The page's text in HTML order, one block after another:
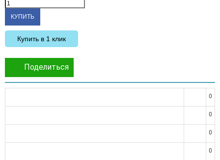
Купить в 1 клик
Поделиться
0
0
0
0